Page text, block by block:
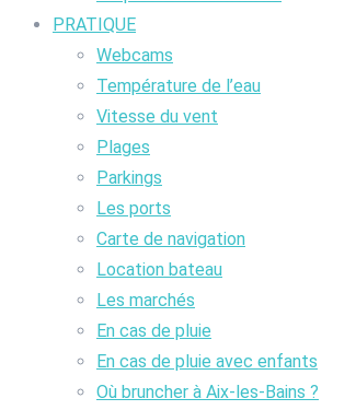
PRATIQUE
Webcams
Température de l’eau
Vitesse du vent
Plages
Parkings
Les ports
Carte de navigation
Location bateau
Les marchés
En cas de pluie
En cas de pluie avec enfants
Où bruncher à Aix-les-Bains ?